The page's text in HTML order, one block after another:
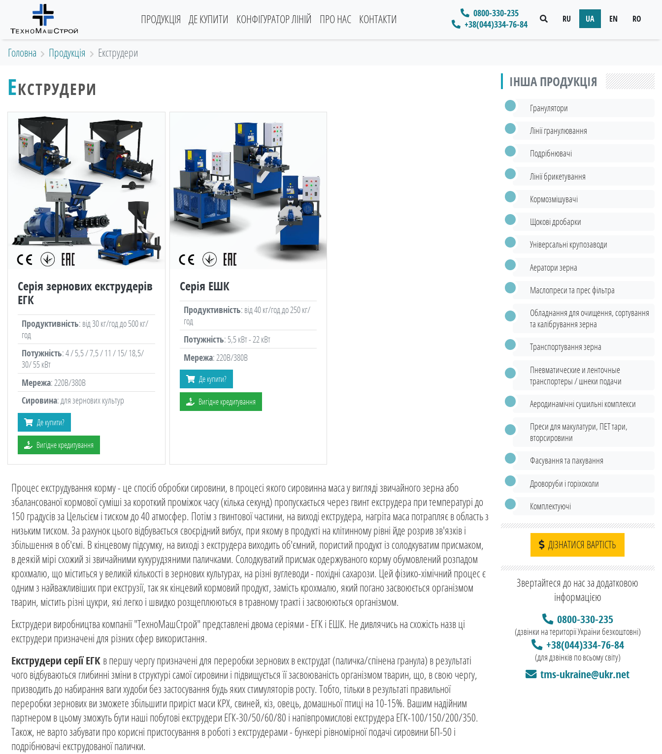
ПРОДУКЦІЯ ДЕ КУПИТИ КОНФІГУРАТОР ЛІНІЙ ПРО НАС КОНТАКТИ
0800-330-235
+38(044)334-76-84
RU UA EN RO
Головна Продукція Екструдери
ЕКСТРУДЕРИ
Серія зернових екструдерів
ЕГК
Продуктивність: від 30 кг/год до 500 кг/
год
Потужність: 4 / 5,5 / 7,5 / 11 / 15/ 18,5/
30/ 55 кВт
Мережа: 220В/380В
Сировина: для зернових культур
Де купити?
Вигідне кредитування
Серія ЕШК
Продуктивність: від 40 кг/год до 250 кг/
год
Потужність: 5,5 кВт - 22 кВт
Мережа: 220В/380В
Де купити?
Вигідне кредитування
Процес екструдування корму - це спосіб обробки сировини, в процесі якого сировинна маса у вигляді звичайного зерна або
збалансованої кормової суміші за короткий проміжок часу (кілька секунд) пропускається через гвинт екструдера при температурі до
150 градусів за Цельсієм і тиском до 40 атмосфер. Потім з гвинтової частини, на виході екструдера, нагріта маса потрапляє в область з
низьким тиском. За рахунок цього відбувається своєрідний вибух, при якому в продукті на клітинному рівні йде розрив зв'язків і
збільшення в об'ємі. В кінцевому підсумку, на виході з екструдера виходить об'ємний, пористий продукт із солодкуватим присмаком,
в деякій мірі схожий зі звичайними кукурудзяними паличками. Солодкуватий присмак одержуваного корму обумовлений розпадом
крохмалю, що міститься у великій кількості в зернових культурах, на різні вуглеводи - похідні сахарози. Цей фізико-хімічний процес є
одним з найважливіших при екструзії, так як кінцевий кормовий продукт, замість крохмалю, який погано засвоюється організмом
тварин, містить різні цукри, які легко і швидко розщеплюються в травному тракті і засвоюються організмом.
Екструдери виробництва компанії "ТехноМашСтрой" представлені двома серіями - ЕГК і ЕШК. Не дивлячись на схожість назв ці
екструдери призначені для різних сфер використання.
Екструдери серії ЕГКв першу чергу призначені для переробки зернових в екструдат (паличка/спінена гранула) в результаті
чого відбуваються глибинні зміни в структурі самої сировини і підвищується її засвоюваність організмом тварин, що, в свою чергу,
призводить до набирання ваги худоби без застосування будь яких стимуляторів росту. Тобто, тільки в результаті правильної
переробки зернових ви зможете збільшити приріст маси КРХ, свиней, кіз, овець, домашньої птиці на 10-15%. Вашим надійним
партнером в цьому зможуть бути наші побутові екструдери ЕГК-30/50/60/80 і напівпромислові екструдера ЕГК-100/150/200/350.
Також, не варто забувати про корисні пристосування в роботі з екструдерами - бункері рівномірної подачі сировини БП-50 і
подрібнювачі екструдованої палички.
ІНША ПРОДУКЦІЯ
Гранулятори
Лінії гранулювання
Подрібнювачі
Лінії брикетування
Кормозмішувачі
Щокові дробарки
Універсальні крупозаводи
Аератори зерна
Маслопреси та прес фільтра
Обладнання для очищення, сортування
та калібрування зерна
Транспортування зерна
Пневматические и ленточные
транспортеры / шнеки подачи
Аеродинамічні сушильні комплекси
Преси для макулатури, ПЕТ тари,
вторсировини
Фасування та пакування
Дроворуби і горіхоколи
Комплектуючі
ДІЗНАТИСЯ ВАРТІСТЬ
Звертайтеся до нас за додатковою
інформацією
0800-330-235
(дзвінки на території України безкоштовні)
+38(044)334-76-84
(для дзвінків по всьому світу)
tms-ukraine@ukr.net